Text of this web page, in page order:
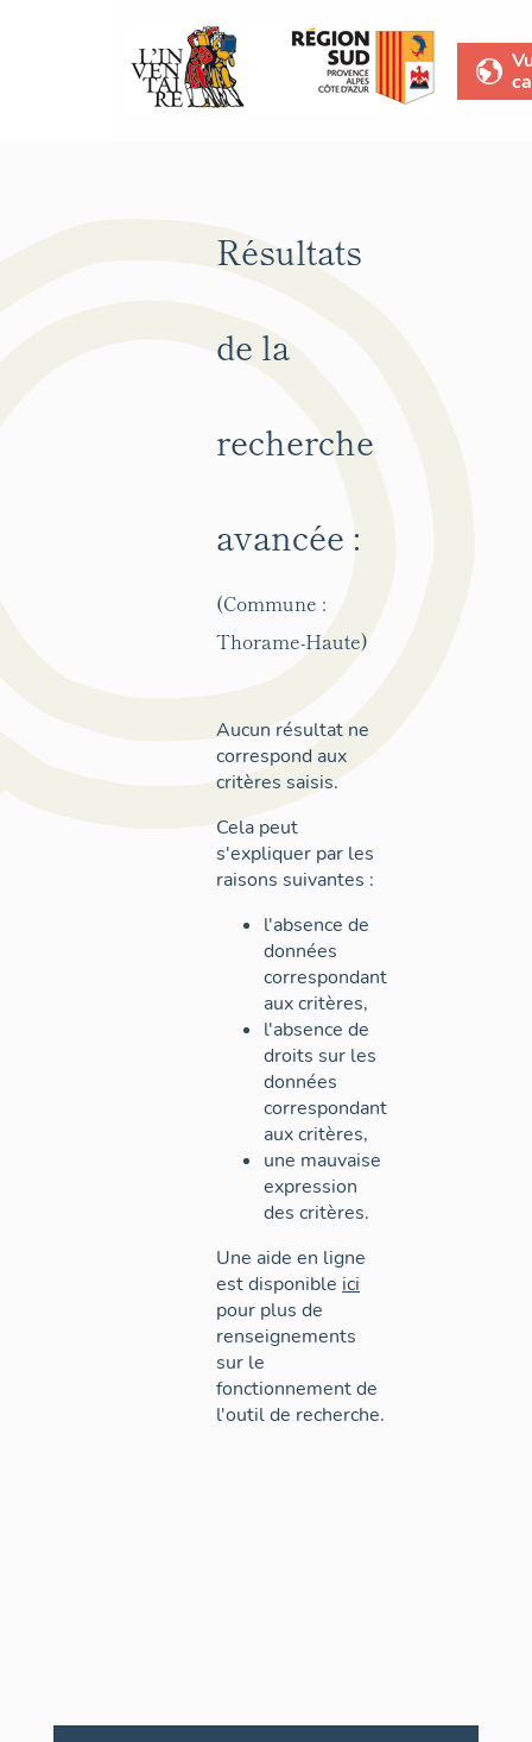
Résultats
de la
recherche
avancée :
(Commune :
Thorame-Haute)
Aucun résultat ne
correspond aux
critères saisis.
Cela peut
s'expliquer par les
raisons suivantes :
l'absence de
données
correspondant
aux critères,
l'absence de
droits sur les
données
correspondant
aux critères,
une mauvaise
expression
des critères.
Une aide en ligne
est disponible ici
pour plus de
renseignements
sur le
fonctionnement de
l'outil de recherche.